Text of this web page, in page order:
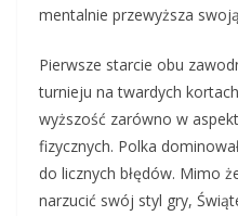
mentalnie przewyższa
Pierwsze starcie obu
turnieju na twardych
wyższość zarówno w
fizycznych. Polka
do licznych błędów. Mimo
narzucić swój styl gry,